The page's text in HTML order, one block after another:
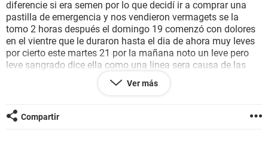
GLOSARIO
diferencie si era semen por lo que decidí ir a comprar una
pastilla de emergencia y nos vendieron vermagets se la
tomo 2 horas después el domingo 19 comenzó con dolores
en el vientre que le duraron hasta el dia de ahora muy leves
por cierto este martes 21 por la mañana noto un leve pero
leve sangrado dice ella como una linea sera causa de las
pastilla o podría ser la implantación ? yo dudo que sea la
implementacion dado que según he leído esta seda 6 o 10
ayuda por favor estamos muy nerviosos, tengo duda sobre
si la pastilla haya funcionado ya que el sangrado fue muy
Ver más
Compartir